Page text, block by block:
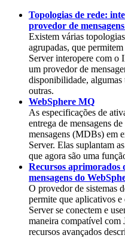
Topologias de rede:
provedor de
Existem várias
agrupadas, que
Serverinteropere com o
um provedor de
disponibilidade, algumas
outras.
WebSphere MQ
As especificações de
entrega de mensagens
mensagens (MDBs) em
Server. Elas suplantam
que agora são uma
Recursos aprimorados
mensagens do
O provedor de sistemas
permite que aplicativos
Server se conectem e
maneira compatível com
recursos avançados